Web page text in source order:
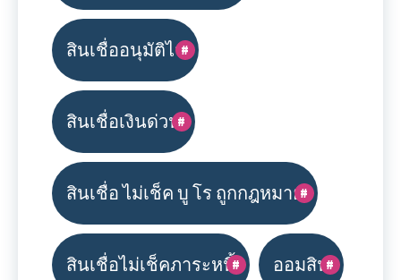
สินเชื่ออนุมัติไว
สินเชื่อเงินด่วน
สินเชื่อ ไม่เช็ค บู โร ถูกกฎหมาย
สินเชื่อไม่เช็คภาระหนี้ ออมสิน